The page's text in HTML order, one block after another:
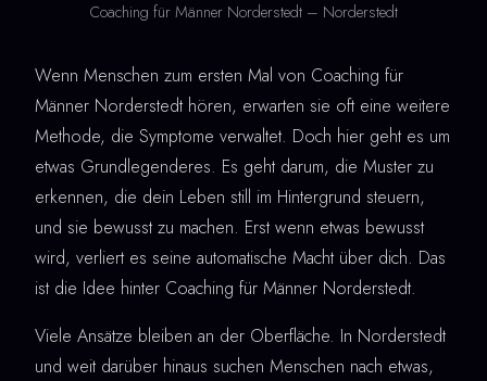
Coaching für Männer Norderstedt – Norderstedt
Wenn Menschen zum ersten Mal von Coaching für
Männer Norderstedt hören, erwarten sie oft eine weitere
Methode, die Symptome verwaltet. Doch hier geht es um
etwas Grundlegenderes. Es geht darum, die Muster zu
erkennen, die dein Leben still im Hintergrund steuern,
und sie bewusst zu machen. Erst wenn etwas bewusst
wird, verliert es seine automatische Macht über dich. Das
ist die Idee hinter Coaching für Männer Norderstedt.
Viele Ansätze bleiben an der Oberfläche. In Norderstedt
und weit darüber hinaus suchen Menschen nach etwas,